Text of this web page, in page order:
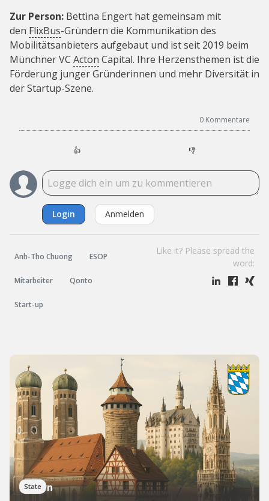
Zur Person: Bettina Engert hat gemeinsam mit
den FlixBus-Gründern die Kommunikation des
Mobilitätsanbieters aufgebaut und ist seit 2019 beim
Münchner VC Acton Capital. Ihre Herzensthemen ist die
Förderung junger Gründerinnen und mehr Diversität in
der Startup-Szene.
0 Kommentare
👍 👎
Login Anmelden
Anh-Tho Chuong ESOP
Mitarbeiter Qonto
Start-up
Like it? Please spread the
word:
State
Bayern